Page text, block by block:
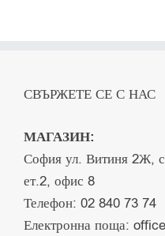
СВЪРЖЕТЕ СЕ С НАС
МАГАЗИН:
София ул. Витиня 2Ж,
ет.2, офис 8
Телефон: 02 840 73 74
Електронна поща: